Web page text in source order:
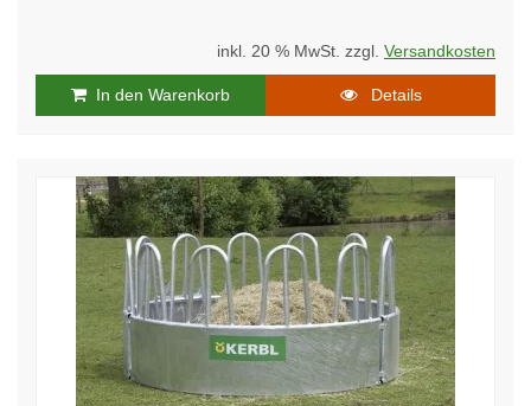
inkl. 20 % MwSt. zzgl. Versandkosten
In den Warenkorb Details